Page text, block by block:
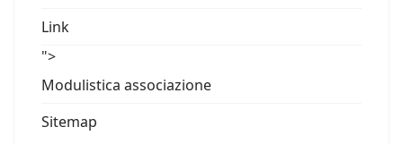
Link
">
Modulistica associazione
Sitemap